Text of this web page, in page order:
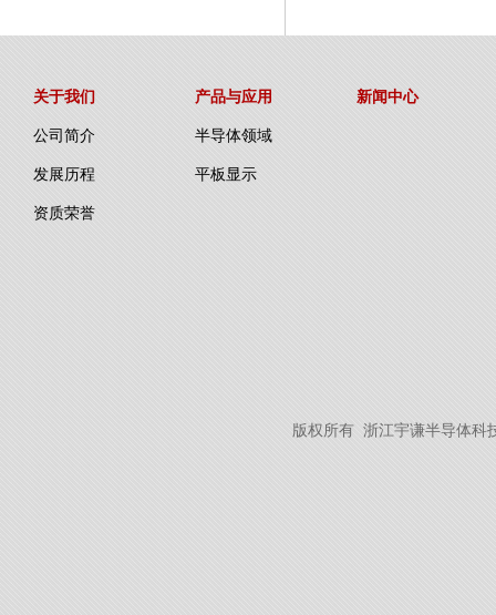
关于我们
公司简介
发展历程
资质荣誉
产品与应用
半导体领域
平板显示
新闻中心
版权所有 浙江宇谦半导体